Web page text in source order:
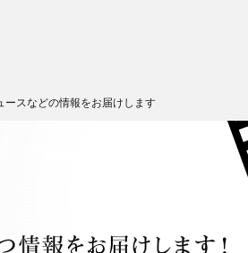
ースなどの情報をお届けします